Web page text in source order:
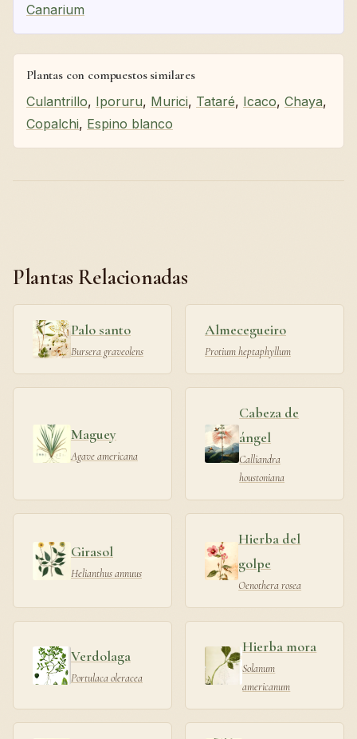
Canarium
Plantas con compuestos similares
Culantrillo, Iporuru, Murici, Tataré, Icaco, Chaya,
Copalchi, Espino blanco
Plantas Relacionadas
Palo santo
Bursera graveolens
Almecegueiro
Protium heptaphyllum
Maguey
Agave americana
Cabeza de
ángel
Calliandra
houstoniana
Girasol
Helianthus annuus
Hierba del
golpe
Oenothera rosea
Verdolaga
Portulaca oleracea
Hierba mora
Solanum
americanum